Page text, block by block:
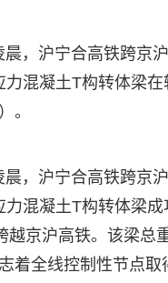
晨，沪宁合高铁跨京
力混凝土T构转体梁在
。
晨，沪宁合高铁跨京
力混凝土T构转体梁成
越京沪高铁。该梁总
着全线控制性节点取